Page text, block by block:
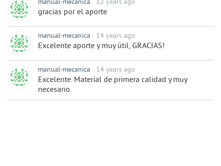
manual-mecanica 12 years ago
gracias por el aporte
manual-mecanica 14 years ago
Excelente aporte y muy útil, GRACIAS!
manual-mecanica 14 years ago
Excelente. Material de primera calidad y muy
necesario.